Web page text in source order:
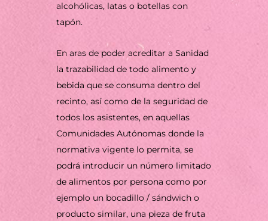
alcohólicas, latas o botellas con
tapón.
En aras de poder acreditar a Sanidad
la trazabilidad de todo alimento y
bebida que se consuma dentro del
recinto, así como de la seguridad de
todos los asistentes, en aquellas
Comunidades Autónomas donde la
normativa vigente lo permita, se
podrá introducir un número limitado
de alimentos por persona como por
ejemplo un bocadillo / sándwich o
producto similar, una pieza de fruta